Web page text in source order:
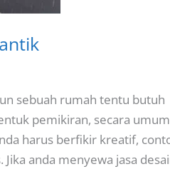
sebuah rumah tentu butuh
pemikiran, secara
harus berfikir kreatif,
anda menyewa jasa